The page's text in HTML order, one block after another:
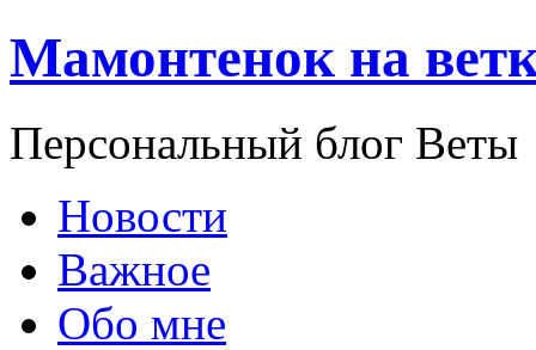
Мамонтенок на
Персональный блог Веты
Новости
Важное
Обо мне